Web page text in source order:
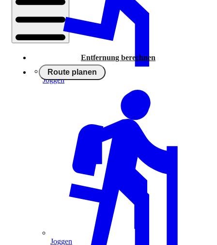
Entfernung berechnen
Route planen
Joggen
Joggen